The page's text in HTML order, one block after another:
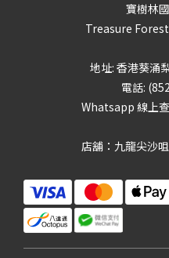
寶樹林
Treasure
地址: 香港葵涌
電話:
Whatsapp 線上
店舖：九龍尖沙